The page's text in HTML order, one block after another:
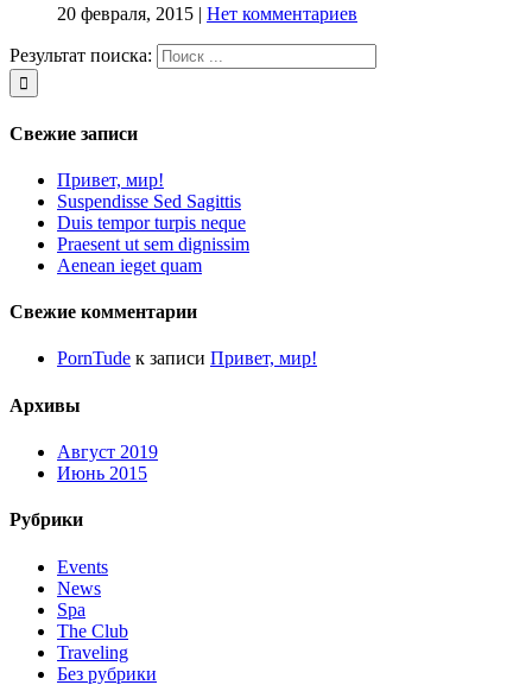
20 февраля, 2015 | Нет комментариев
Результат поиска:
Свежие записи
Привет, мир!
Suspendisse Sed Sagittis
Duis tempor turpis neque
Praesent ut sem dignissim
Aenean ieget quam
Свежие комментарии
PornTude к записи Привет, мир!
Архивы
Август 2019
Июнь 2015
Рубрики
Events
News
Spa
The Club
Traveling
Без рубрики